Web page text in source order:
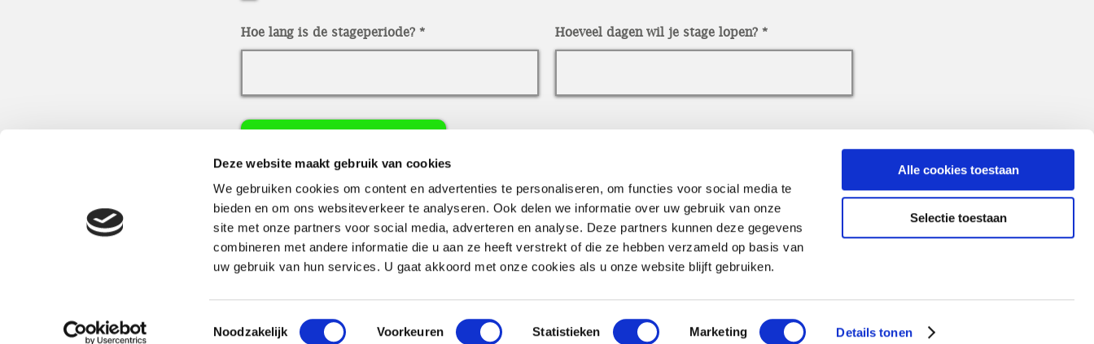
Deze website maakt gebruik van cookies
We gebruiken cookies om content en advertenties te personaliseren, om functies voor social media te
bieden en om ons websiteverkeer te analyseren. Ook delen we informatie over uw gebruik van onze
site met onze partners voor social media, adverteren en analyse. Deze partners kunnen deze gegevens
combineren met andere informatie die u aan ze heeft verstrekt of die ze hebben verzameld op basis van
uw gebruik van hun services. U gaat akkoord met onze cookies als u onze website blijft gebruiken.
Toestemmingsselectie
Noodzakelijk Voorkeuren Statistieken Marketing Details tonen
Alle cookies toestaan
Selectie toestaan
Hoe lang is de stageperiode? Hoeveel dagen wil je stage lopen?
Versturen
Algemene voorwaarden Privacyverklaring
©2025 by Timmerbedrijf De Goede. Website doorNova Kana